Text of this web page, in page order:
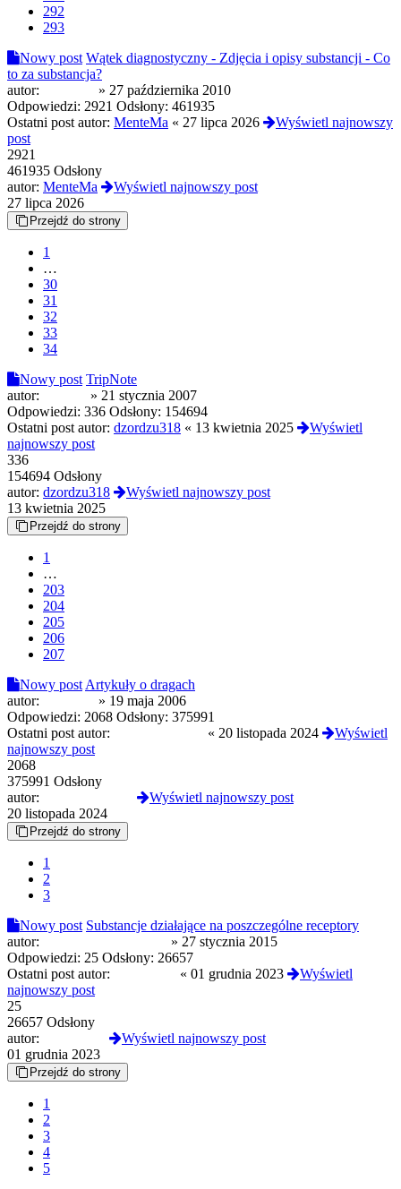
292
293
Nowy post Wątek diagnostyczny - Zdjęcia i opisy substancji - Co
to za substancja?
autor:
» 27 października 2010
Odpowiedzi: 2921 Odsłony: 461935
Ostatni post autor: MenteMa « 27 lipca 2026
Wyświetl najnowszy
post
2921
461935 Odsłony
autor: MenteMa
Wyświetl najnowszy post
27 lipca 2026
Przejdź do strony
1
…
30
31
32
33
34
Nowy post TripNote
autor:
» 21 stycznia 2007
Odpowiedzi: 336 Odsłony: 154694
Ostatni post autor: dzordzu318 « 13 kwietnia 2025
Wyświetl
najnowszy post
336
154694 Odsłony
autor: dzordzu318
Wyświetl najnowszy post
13 kwietnia 2025
Przejdź do strony
1
…
203
204
205
206
207
Nowy post Artykuły o dragach
autor:
» 19 maja 2006
Odpowiedzi: 2068 Odsłony: 375991
Ostatni post autor:
« 20 listopada 2024
Wyświetl
najnowszy post
2068
375991 Odsłony
autor:
Wyświetl najnowszy post
20 listopada 2024
Przejdź do strony
1
2
3
Nowy post Substancje działające na poszczególne receptory
autor:
» 27 stycznia 2015
Odpowiedzi: 25 Odsłony: 26657
Ostatni post autor:
« 01 grudnia 2023
Wyświetl
najnowszy post
25
26657 Odsłony
autor:
Wyświetl najnowszy post
01 grudnia 2023
Przejdź do strony
1
2
3
4
5